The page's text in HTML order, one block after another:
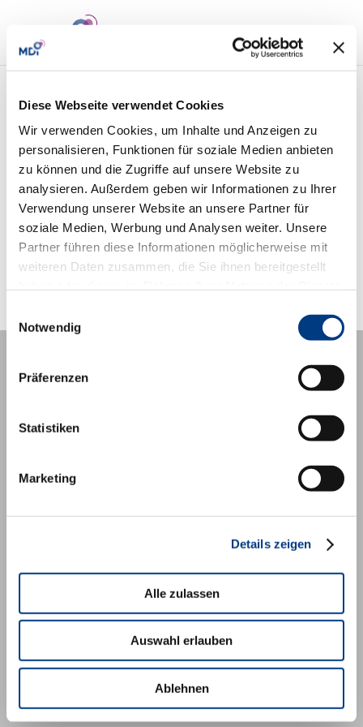
Diese Webseite verwendet Cookies
Wir verwenden Cookies, um Inhalte und Anzeigen zu
personalisieren, Funktionen für soziale Medien anbieten
zu können und die Zugriffe auf unsere Website zu
analysieren. Außerdem geben wir Informationen zu Ihrer
Verwendung unserer Website an unsere Partner für
soziale Medien, Werbung und Analysen weiter. Unsere
Partner führen diese Informationen möglicherweise mit
weiteren Daten zusammen, die Sie ihnen bereitgestellt
Notwendig
Präferenzen
Statistiken
Marketing
Details zeigen
Alle zulassen
Auswahl erlauben
Ablehnen
MDI Leadership Development
Background
MDI Leadership Development
Information
MDI company website
Social Media